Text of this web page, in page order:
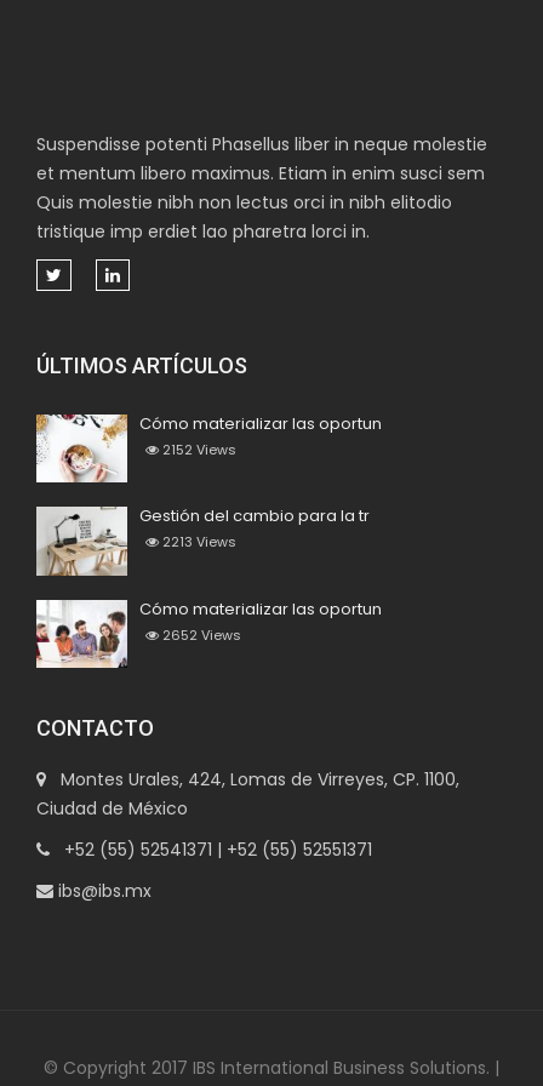
Suspendisse potenti Phasellus liber in neque molestie
et mentum libero maximus. Etiam in enim susci sem
Quis molestie nibh non lectus orci in nibh elitodio
tristique imp erdiet lao pharetra lorci in.
ÚLTIMOS ARTÍCULOS
Cómo materializar las oportun
2152 Views
Gestión del cambio para la tr
2213 Views
Cómo materializar las oportun
2652 Views
CONTACTO
Montes Urales, 424, Lomas de Virreyes, CP. 1100,
Ciudad de México
+52 (55) 52541371 | +52 (55) 52551371
ibs@ibs.mx
© Copyright 2017 IBS International Business Solutions. |